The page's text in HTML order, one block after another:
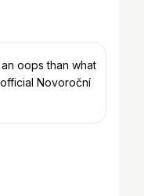
oops than what
Novoroční